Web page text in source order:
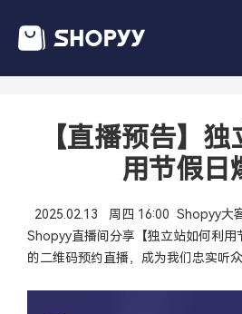
【直播预告】
用节假日
2025.02.13 周四 16:00 Shopyy大
Shopyy直播间分享【独立站如何利用
的二维码预约直播，成为我们忠实听